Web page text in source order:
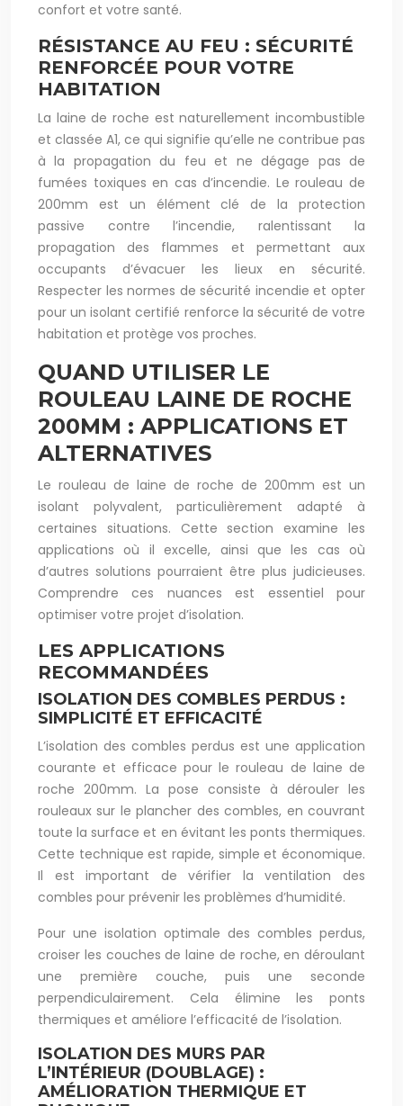
confort et votre santé.
RÉSISTANCE AU FEU : SÉCURITÉ
RENFORCÉE POUR VOTRE
HABITATION
La laine de roche est naturellement incombustible
et classée A1, ce qui signifie qu’elle ne contribue pas
à la propagation du feu et ne dégage pas de
fumées toxiques en cas d’incendie. Le rouleau de
200mm est un élément clé de la protection
passive contre l’incendie, ralentissant la
propagation des flammes et permettant aux
occupants d’évacuer les lieux en sécurité.
Respecter les normes de sécurité incendie et opter
pour un isolant certifié renforce la sécurité de votre
habitation et protège vos proches.
QUAND UTILISER LE
ROULEAU LAINE DE ROCHE
200MM : APPLICATIONS ET
ALTERNATIVES
Le rouleau de laine de roche de 200mm est un
isolant polyvalent, particulièrement adapté à
certaines situations. Cette section examine les
applications où il excelle, ainsi que les cas où
d’autres solutions pourraient être plus judicieuses.
Comprendre ces nuances est essentiel pour
optimiser votre projet d’isolation.
LES APPLICATIONS
RECOMMANDÉES
ISOLATION DES COMBLES PERDUS :
SIMPLICITÉ ET EFFICACITÉ
L’isolation des combles perdus est une application
courante et efficace pour le rouleau de laine de
roche 200mm. La pose consiste à dérouler les
rouleaux sur le plancher des combles, en couvrant
toute la surface et en évitant les ponts thermiques.
Cette technique est rapide, simple et économique.
Il est important de vérifier la ventilation des
combles pour prévenir les problèmes d’humidité.
Pour une isolation optimale des combles perdus,
croiser les couches de laine de roche, en déroulant
une première couche, puis une seconde
perpendiculairement. Cela élimine les ponts
thermiques et améliore l’efficacité de l’isolation.
ISOLATION DES MURS PAR
L’INTÉRIEUR (DOUBLAGE) :
AMÉLIORATION THERMIQUE ET